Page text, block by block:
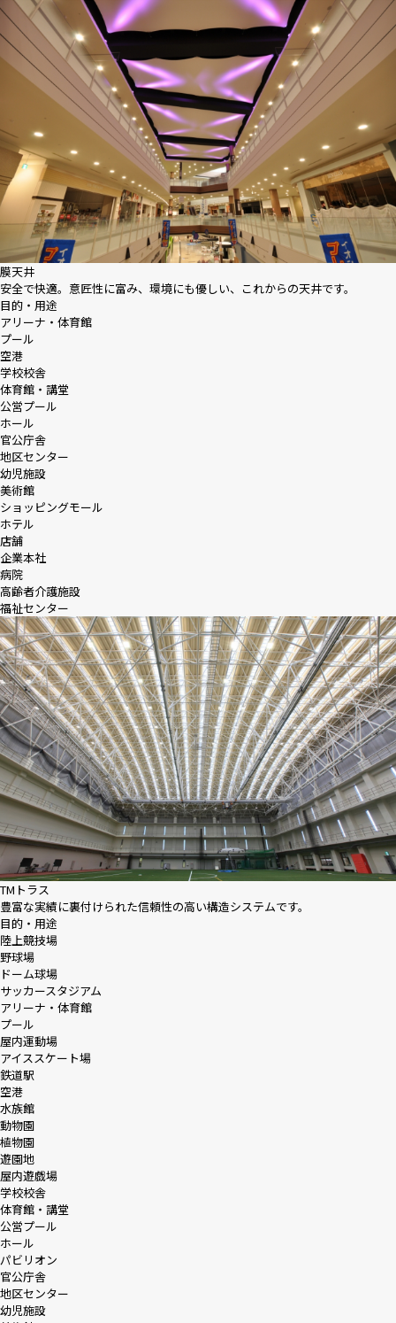
膜天井
安全で快適。意匠性に富み、環境にも優しい、これからの天井です。
目的・用途
アリーナ・体育館
プール
空港
学校校舎
体育館・講堂
公営プール
ホール
官公庁舎
地区センター
幼児施設
美術館
ショッピングモール
ホテル
店舗
企業本社
病院
高齢者介護施設
福祉センター
TMトラス
豊富な実績に裏付けられた信頼性の高い構造システムです。
目的・用途
陸上競技場
野球場
ドーム球場
サッカースタジアム
アリーナ・体育館
プール
屋内運動場
アイススケート場
鉄道駅
空港
水族館
動物園
植物園
遊園地
屋内遊戯場
学校校舎
体育館・講堂
公営プール
ホール
パビリオン
官公庁舎
地区センター
幼児施設